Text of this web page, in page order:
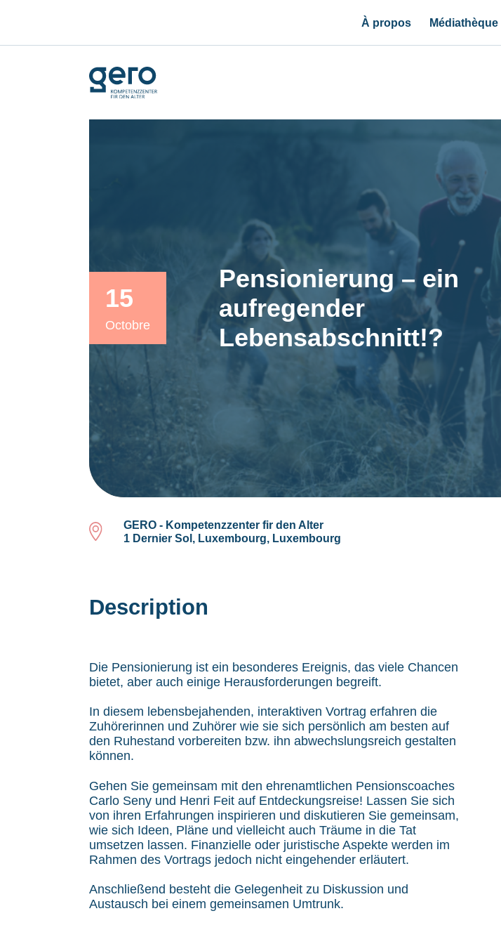
À propos Médiathèque
15
Octobre
Pensionierung – ein
aufregender
Lebensabschnitt!?
GERO - Kompetenzzenter fir den Alter
1 Dernier Sol, Luxembourg, Luxembourg
Description
Die Pensionierung ist ein besonderes Ereignis, das viele Chancen
bietet, aber auch einige Herausforderungen begreift.
In diesem lebensbejahenden, interaktiven Vortrag erfahren die
Zuhörerinnen und Zuhörer wie sie sich persönlich am besten auf
den Ruhestand vorbereiten bzw. ihn abwechslungsreich gestalten
können.
Gehen Sie gemeinsam mit den ehrenamtlichen Pensionscoaches
Carlo Seny und Henri Feit auf Entdeckungsreise! Lassen Sie sich
von ihren Erfahrungen inspirieren und diskutieren Sie gemeinsam,
wie sich Ideen, Pläne und vielleicht auch Träume in die Tat
umsetzen lassen. Finanzielle oder juristische Aspekte werden im
Rahmen des Vortrags jedoch nicht eingehender erläutert.
Anschließend besteht die Gelegenheit zu Diskussion und
Austausch bei einem gemeinsamen Umtrunk.